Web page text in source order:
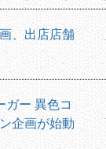
、出店店舗
ガー 異色コ
企画が始動